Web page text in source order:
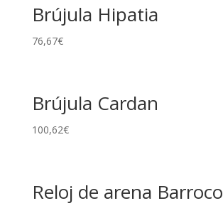
Brújula Hipatia
76,67€
Brújula Cardan
100,62€
Reloj de arena Barroco